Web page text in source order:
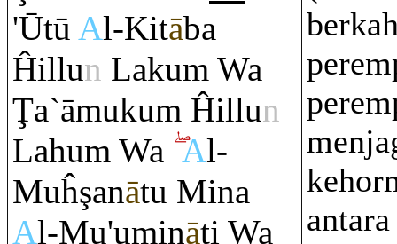
'Ūtū Al-Kitāba
Ĥillun Lakum Wa
Ţa`āmukum Ĥillun
Lahum Wa Al-
Muĥşanātu Mina
Al-Mu'umināti Wa